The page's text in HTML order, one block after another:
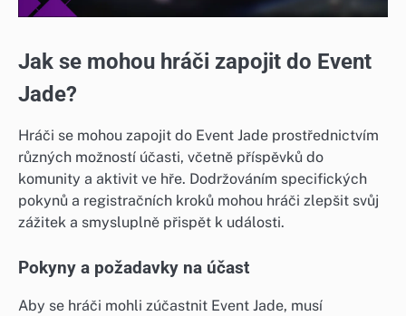
Jak se mohou hráči zapojit do Event
Jade?
Hráči se mohou zapojit do Event Jade prostřednictvím
různých možností účasti, včetně příspěvků do
komunity a aktivit ve hře. Dodržováním specifických
pokynů a registračních kroků mohou hráči zlepšit svůj
zážitek a smysluplně přispět k události.
Pokyny a požadavky na účast
Aby se hráči mohli zúčastnit Event Jade, musí